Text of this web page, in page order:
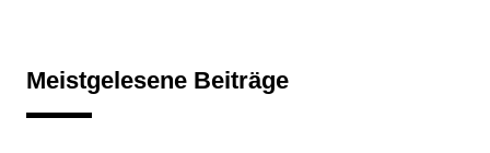
Meistgelesene Beiträge